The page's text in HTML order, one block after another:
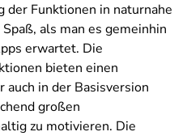
der Funktionen in naturnahe
als man es gemeinhin
erwartet. Die
bieten einen
in der Basisversion
großen
zu motivieren. Die